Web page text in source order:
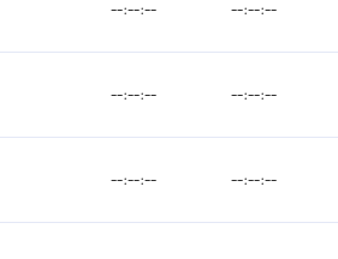
--:--:-- --:--:--
--:--:-- --:--:--
--:--:-- --:--:--